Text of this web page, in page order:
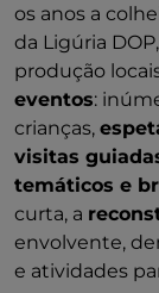
os anos a
da Ligúria
produção
eventos:
crianças,
visitas
temáticos e
curta, a
envolvente,
e atividades